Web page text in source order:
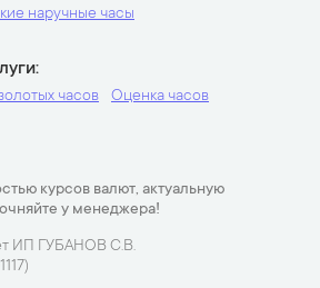
наручные часы
часов
Оценка часов
курсов валют, актуальную
у менеджера!
ИП ГУБАНОВ С.В.